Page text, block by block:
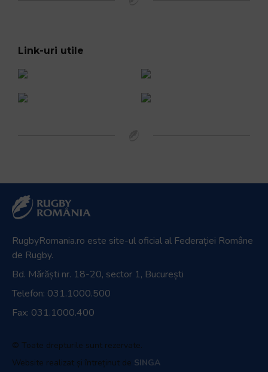
Link-uri utile
RugbyRomania.ro este site-ul oficial al Federației Române
de Rugby.
Bd. Mărăști nr. 18-20, sector 1, București
Telefon: 031.1000.500
Fax: 031.1000.400
© Toate drepturile sunt rezervate.
Website realizat și întreținut de SINGA